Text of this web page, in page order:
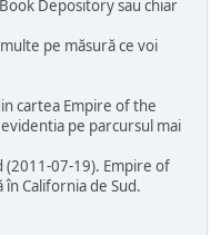
Depository sau chiar
pe măsură ce voi
cartea Empire of the
pe parcursul mai
(2011-07-19). Empire of
California de Sud.